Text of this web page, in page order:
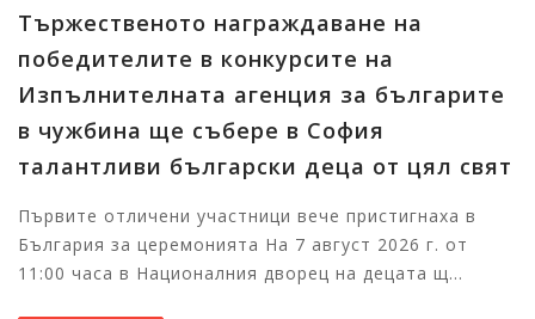
Тържественото награждаване на
победителите в конкурсите на
Изпълнителната агенция за българите
в чужбина ще събере в София
талантливи български деца от цял свят
Първите отличени участници вече пристигнаха в
България за церемонията На 7 август 2026 г. от
11:00 часа в Националния дворец на децата щ...